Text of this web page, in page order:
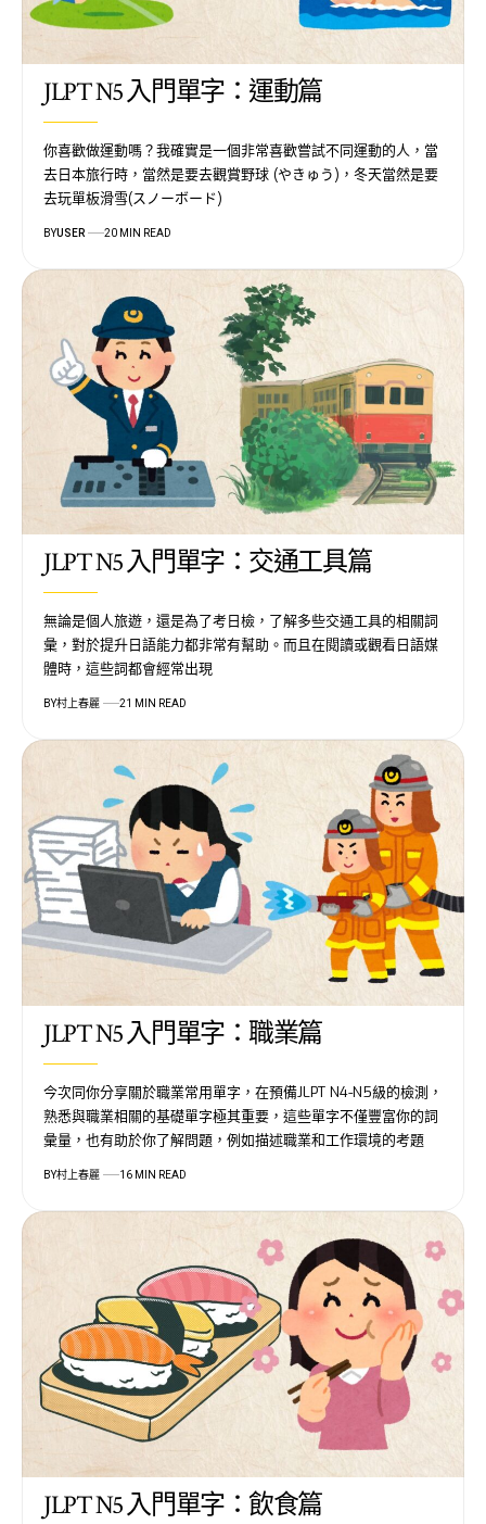
JLPT N5 入門單字：運動篇
你喜歡做運動嗎？我確實是一個非常喜歡嘗試不同運動的人，當
去日本旅行時，當然是要去觀賞野球 (やきゅう)，冬天當然是要
去玩單板滑雪(スノーボード)
BYUSER 20 MIN READ
JLPT N5 入門單字：交通工具篇
無論是個人旅遊，還是為了考日檢，了解多些交通工具的相關詞
彙，對於提升日語能力都非常有幫助。而且在閱讀或觀看日語媒
體時，這些詞都會經常出現
BY村上春麗 21 MIN READ
JLPT N5 入門單字：職業篇
今次同你分享關於職業常用單字，在預備JLPT N4-N5級的檢測，
熟悉與職業相關的基礎單字極其重要，這些單字不僅豐富你的詞
彙量，也有助於你了解問題，例如描述職業和工作環境的考題
BY村上春麗 16 MIN READ
JLPT N5 入門單字：飲食篇